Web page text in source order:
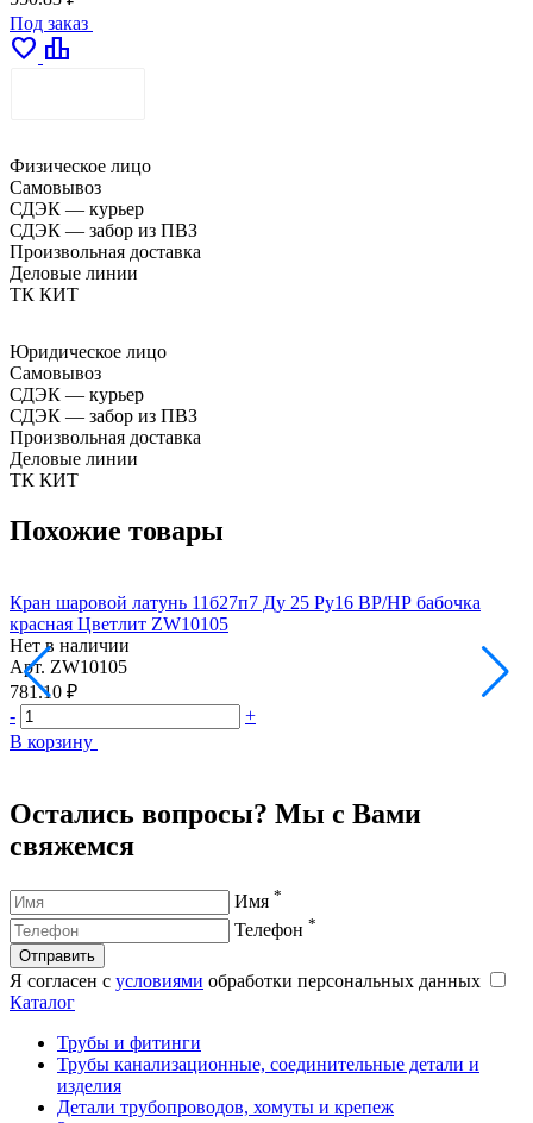
Под заказ
favorite leaderboard
Физическое лицо
Самовывоз
СДЭК — курьер
СДЭК — забор из ПВЗ
Произвольная доставка
Деловые линии
ТК КИТ
Юридическое лицо
Самовывоз
СДЭК — курьер
СДЭК — забор из ПВЗ
Произвольная доставка
Деловые линии
ТК КИТ
Похожие товары
Кран шаровой латунь 11б27п7 Ду 25 Ру16 ВР/НР бабочка
красная Цветлит ZW10105
Нет в наличии
Арт. ZW10105
781.10 ₽
-
+
В корзину
Остались вопросы? Мы с Вами
свяжемся
Имя *
Телефон *
Отправить
Я согласен с условиями обработки персональных данных
Каталог
Трубы и фитинги
Трубы канализационные, соединительные детали и
изделия
Детали трубопроводов, хомуты и крепеж